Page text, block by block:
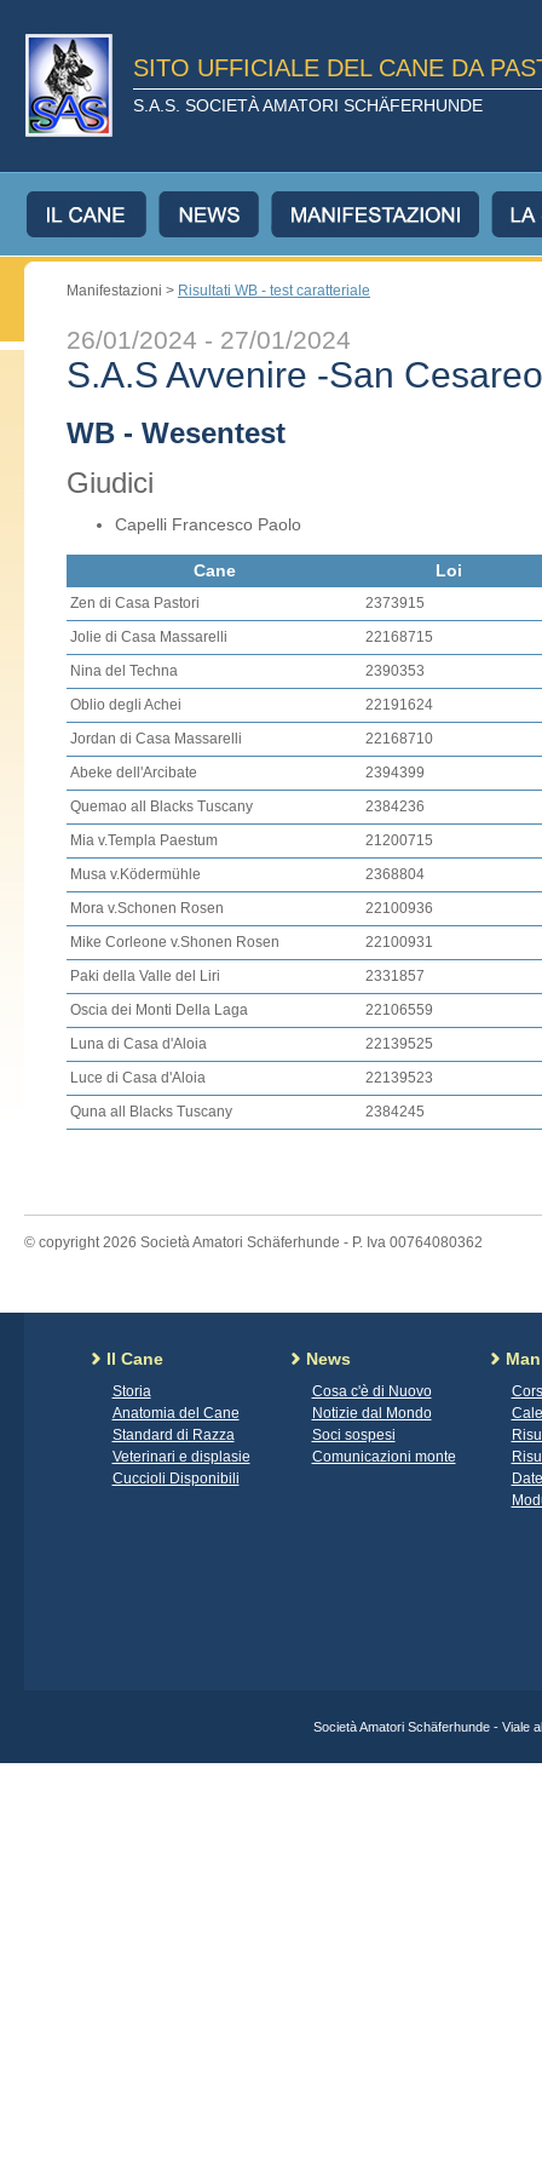
SITO UFFICIALE DEL CANE DA
S.A.S. SOCIETÀ AMATORI SCHÄFERHUNDE
Manifestazioni > Risultati WB - test caratteriale
26/01/2024 - 27/01/2024
S.A.S Avvenire -San Cesareo
WB - Wesentest
Giudici
Capelli Francesco Paolo
Cane Loi
Zen di Casa Pastori
2373915
Jolie di Casa Massarelli
22168715
Nina del Techna
2390353
Oblio degli Achei
22191624
Jordan di Casa Massarelli
22168710
Abeke dell'Arcibate
2394399
Quemao all Blacks Tuscany
2384236
Mia v.Templa Paestum
21200715
Musa v.Ködermühle
2368804
Mora v.Schonen Rosen
22100936
Mike Corleone v.Shonen Rosen
22100931
Paki della Valle del Liri
2331857
Oscia dei Monti Della Laga
22106559
Luna di Casa d'Aloia
22139525
Luce di Casa d'Aloia
22139523
Quna all Blacks Tuscany
2384245
© copyright 2026 Società Amatori Schäferhunde - P. Iva 00764080362
Il Cane
Storia
Anatomia del Cane
Standard di Razza
Veterinari e displasie
Cuccioli Disponibili
News
Cosa c'è di Nuovo
Notizie dal Mondo
Soci sospesi
Comunicazioni monte
Società Amatori Schäferhunde - Viale